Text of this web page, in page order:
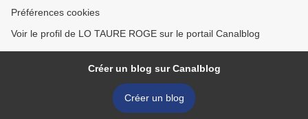
Préférences cookies
Voir le profil de LO TAURE ROGE sur le portail Canalblog
Créer un blog sur Canalblog
Créer un blog